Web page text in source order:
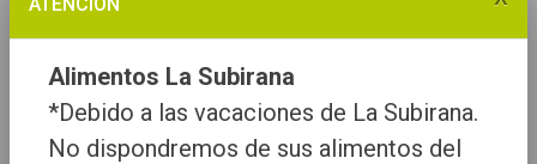
Alimentos La Subirana
*Debido a las vacaciones de La Subirana.
No dispondremos de sus alimentos del